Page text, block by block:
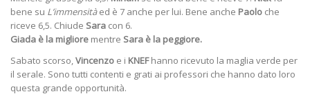
bene su L’immensitàed è 7 anche per lui. Bene anche Paolo che
riceve 6,5. Chiude Sara con 6.
Giada è la migliore mentre Sara è la peggiore.
Sabato scorso,Vincenzo e i KNEF hanno ricevuto la maglia verde per
il serale. Sono tutti contenti e grati ai professori che hanno dato loro
questa grande opportunità.